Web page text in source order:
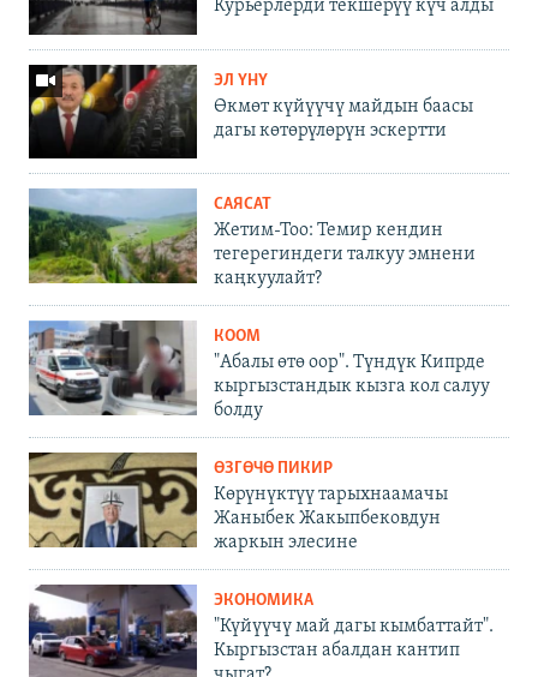
Курьерлерди текшерүү күч алды
ЭЛ ҮНҮ
Өкмөт күйүүчү майдын баасы
дагы көтөрүлөрүн эскертти
САЯСАТ
Жетим-Тоо: Темир кендин
тегерегиндеги талкуу эмнени
каңкуулайт?
КООМ
"Абалы өтө оор". Түндүк Кипрде
кыргызстандык кызга кол салуу
болду
ӨЗГӨЧӨ ПИКИР
Көрүнүктүү тарыхнаамачы
Жаныбек Жакыпбековдун
жаркын элесине
ЭКОНОМИКА
"Күйүүчү май дагы кымбаттайт".
Кыргызстан абалдан кантип